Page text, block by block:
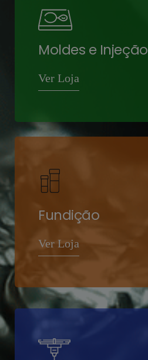
Moldes e Injeção
Ver Loja
Fundição
Ver Loja